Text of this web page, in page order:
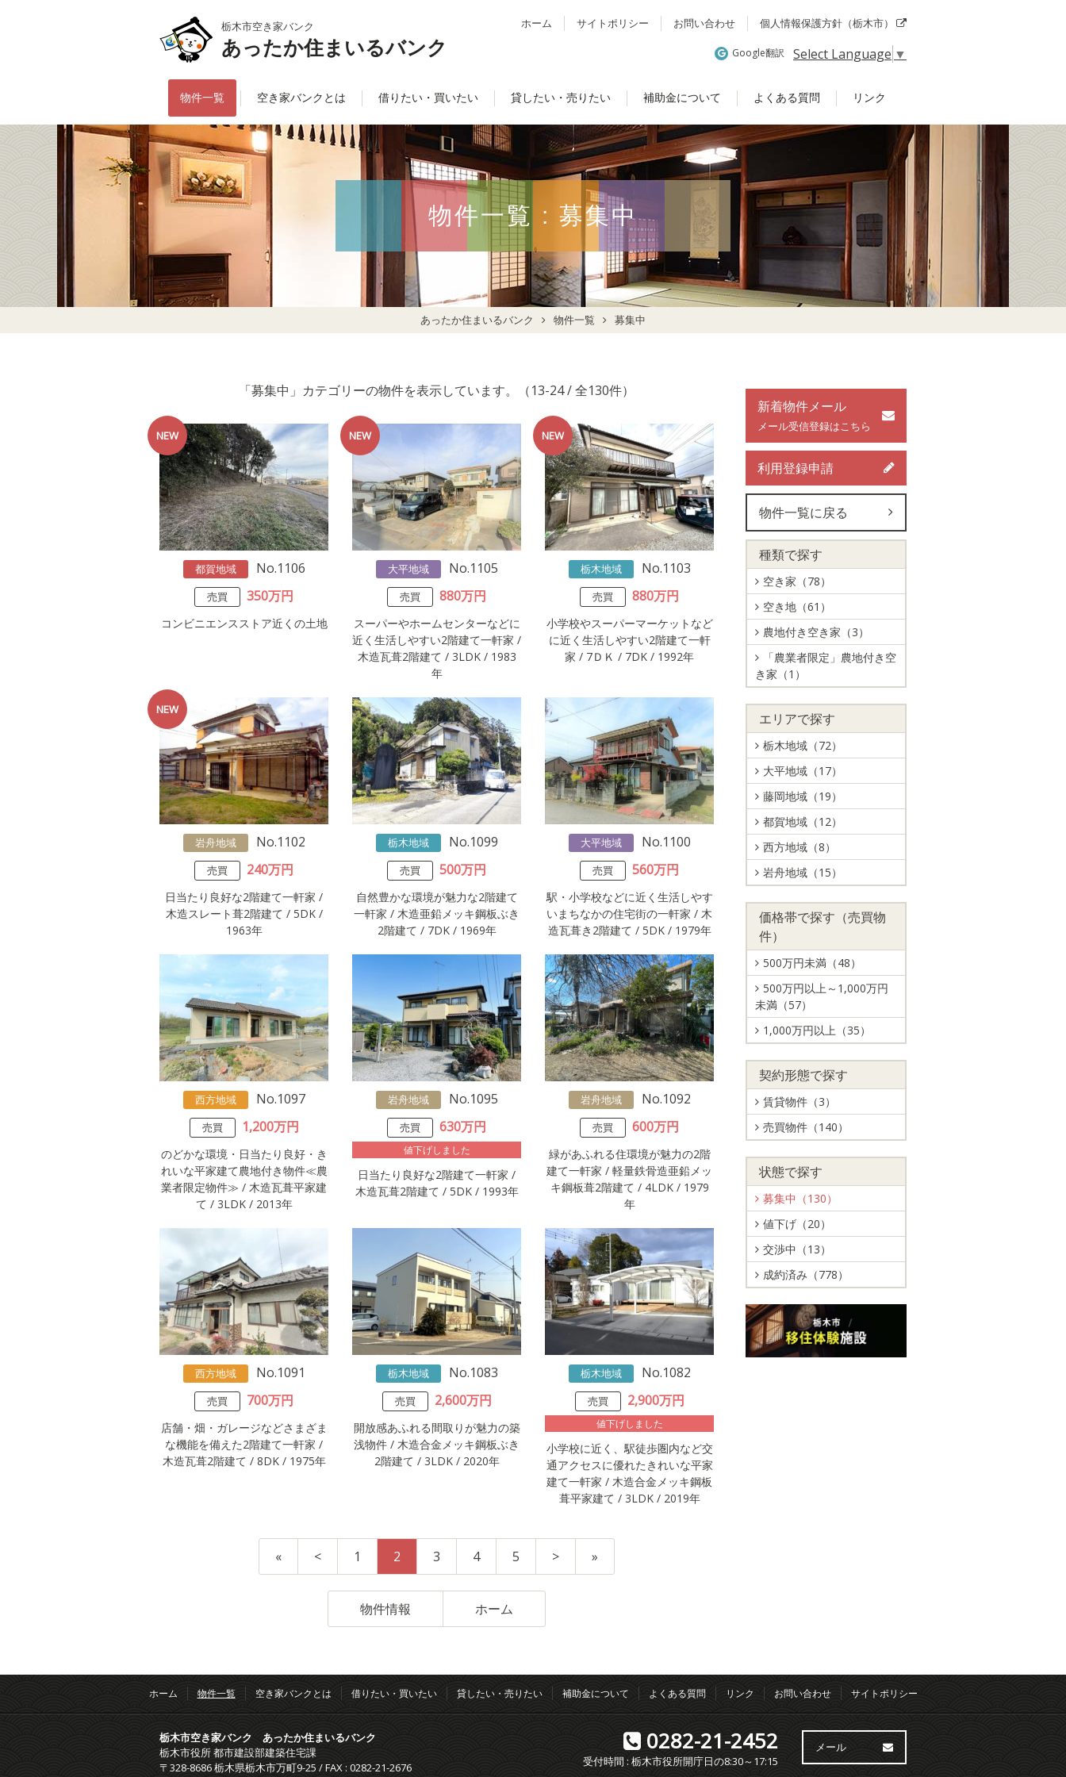
栃木市空き家バンク
あったか住まいるバンク
ホーム サイトポリシー お問い合わせ 個人情報保護方針（栃木市）
Google翻訳 Select Language ▼
物件一覧 空き家バンクとは 借りたい・買いたい 貸したい・売りたい 補助金について よくある質問 リンク
物件一覧 : 募集中
あったか住まいるバンク 物件一覧 募集中
「募集中」カテゴリーの物件を表示しています。（13-24 / 全130件）
都賀地域 No.1106
売買 350万円
コンビニエンスストア近くの土地
大平地域 No.1105
売買 880万円
スーパーやホームセンターなどに
近く生活しやすい2階建て一軒家 /
木造瓦葺2階建て / 3LDK / 1983
年
栃木地域 No.1103
売買 880万円
小学校やスーパーマーケットなど
に近く生活しやすい2階建て一軒
家 / 7ＤＫ / 7DK / 1992年
岩舟地域 No.1102
売買 240万円
日当たり良好な2階建て一軒家 /
木造スレート葺2階建て / 5DK /
1963年
栃木地域 No.1099
売買 500万円
自然豊かな環境が魅力な2階建て
一軒家 / 木造亜鉛メッキ鋼板ぶき
2階建て / 7DK / 1969年
大平地域 No.1100
売買 560万円
駅・小学校などに近く生活しやす
いまちなかの住宅街の一軒家 / 木
造瓦葺き2階建て / 5DK / 1979年
西方地域 No.1097
売買 1,200万円
のどかな環境・日当たり良好・き
れいな平家建て農地付き物件≪農
業者限定物件≫ / 木造瓦葺平家建
て / 3LDK / 2013年
岩舟地域 No.1095
売買 630万円
値下げしました
日当たり良好な2階建て一軒家 /
木造瓦葺2階建て / 5DK / 1993年
岩舟地域 No.1092
売買 600万円
緑があふれる住環境が魅力の2階
建て一軒家 / 軽量鉄骨造亜鉛メッ
キ鋼板葺2階建て / 4LDK / 1979
年
西方地域 No.1091
売買 700万円
店舗・畑・ガレージなどさまざま
な機能を備えた2階建て一軒家 /
木造瓦葺2階建て / 8DK / 1975年
栃木地域 No.1083
売買 2,600万円
開放感あふれる間取りが魅力の築
浅物件 / 木造合金メッキ鋼板ぶき
2階建て / 3LDK / 2020年
栃木地域 No.1082
売買 2,900万円
値下げしました
小学校に近く、駅徒歩圏内など交
通アクセスに優れたきれいな平家
建て一軒家 / 木造合金メッキ鋼板
葺平家建て / 3LDK / 2019年
« < 1 2 3 4 5 > »
物件情報 ホーム
新着物件メール
メール受信登録はこちら
利用登録申請
物件一覧に戻る
種類で探す
空き家（78）
空き地（61）
農地付き空き家（3）
「農業者限定」農地付き空
き家（1）
エリアで探す
栃木地域（72）
大平地域（17）
藤岡地域（19）
都賀地域（12）
西方地域（8）
岩舟地域（15）
価格帯で探す（売買物
件）
500万円未満（48）
500万円以上～1,000万円
未満（57）
1,000万円以上（35）
契約形態で探す
賃貸物件（3）
売買物件（140）
状態で探す
募集中（130）
値下げ（20）
交渉中（13）
成約済み（778）
ホーム 物件一覧 空き家バンクとは 借りたい・買いたい 貸したい・売りたい 補助金について よくある質問 リンク お問い合わせ サイトポリシー
栃木市空き家バンク あったか住まいるバンク
栃木市役所 都市建設部建築住宅課
〒328-8686 栃木県栃木市万町9-25 /FAX : 0282-21-2676
0282-21-2452
受付時間 : 栃木市役所開庁日の8:30～17:15
メール